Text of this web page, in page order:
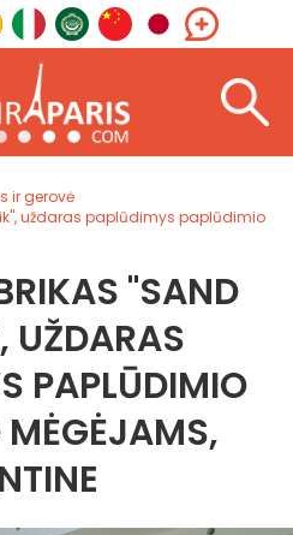
ir gerovė
uždaras paplūdimys paplūdimio
"SAND
UŽDARAS
PAPLŪDIMIO